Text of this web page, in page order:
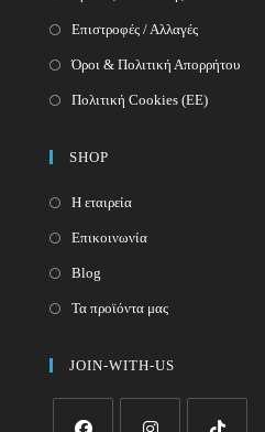
Επιστροφές / Αλλαγές
Όροι & Πολιτική Απορρήτου
Πολιτική Cookies (ΕΕ)
SHOP
Η εταιρεία
Επικοινωνία
Blog
Τα προϊόντα μας
JOIN-WITH-US